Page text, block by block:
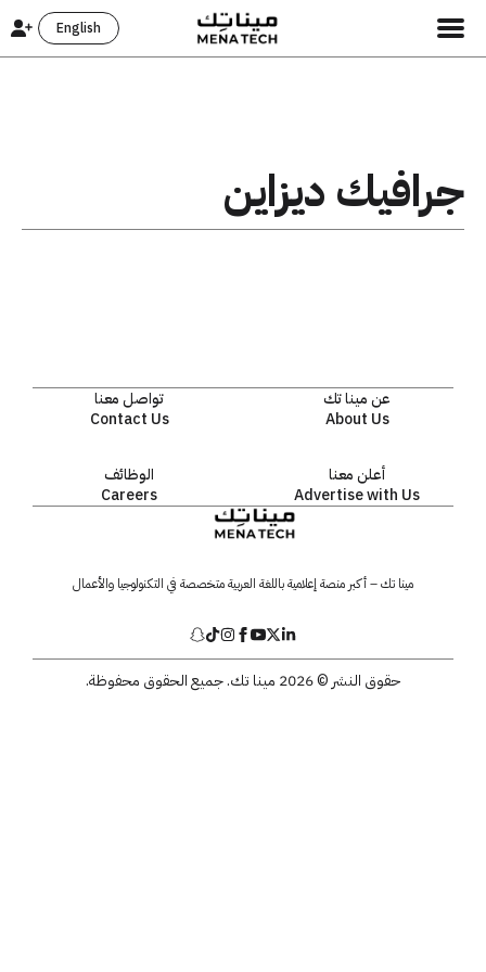
English
جرافيك ديزاين
عن مينا تك
About Us
تواصل معنا
Contact Us
أعلن معنا
Advertise with Us
الوظائف
Careers
مينا تك – أكبر منصة إعلامية باللغة العربية متخصصة في التكنولوجيا والأعمال
حقوق النشر © 2026 مينا تك. جميع الحقوق محفوظة.